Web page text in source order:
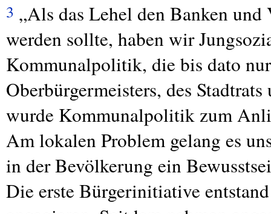
3 „Als das Lehel den Banken
werden sollte, haben wir
Kommunalpolitik, die bis dato
Oberbürgermeisters, des
wurde Kommunalpolitik zum
Am lokalen Problem gelang es
in der Bevölkerung ein
Die erste Bürgerinitiative